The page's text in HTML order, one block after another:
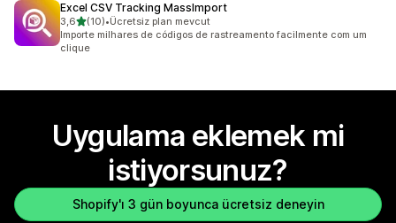
Excel CSV Tracking MassImport
3,65 yıldız üzerinden
(10)
toplam 10 değerlendirme
•Ücretsiz plan mevcut
Importe milhares de códigos de rastreamento facilmente com um
clique
Uygulama eklemek mi
istiyorsunuz?
Shopify'ı 3 gün boyunca ücretsiz deneyin